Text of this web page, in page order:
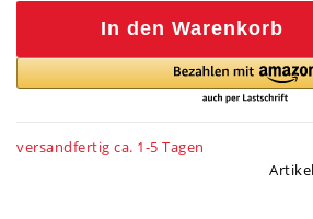
In den Warenkorb
versandfertig ca. 1-5 Tagen